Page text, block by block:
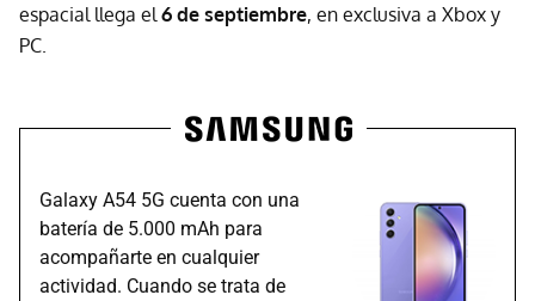
espacial llega el 6 de septiembre, en exclusiva a Xbox y
PC.
Galaxy A54 5G cuenta con una
batería de 5.000 mAh para
acompañarte en cualquier
actividad. Cuando se trata de